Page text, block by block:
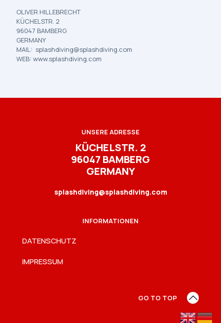
OLIVER HILLEBRECHT
KÜCHELSTR. 2
96047 BAMBERG
GERMANY
MAIL: splashdiving@splashdiving.com
WEB: www.splashdiving.com
UNSERE ADRESSE
KÜCHELSTR. 2
96047 BAMBERG
GERMANY
splashdiving@splashdiving.com
INFORMATIONEN
DATENSCHUTZ
IMPRESSUM
GO TO TOP